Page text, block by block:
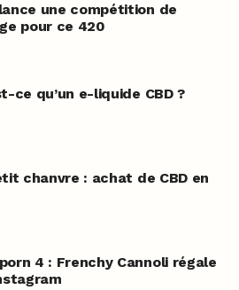
une compétition de
pour ce 420
ce qu’un e-liquide CBD ?
chanvre : achat de CBD en
4 : Frenchy Cannoli régale